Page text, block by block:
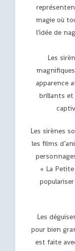
magie où
l’idée de
Les
apparence
brillants et
Les sirènes
les films
« La
Les
pour bien
est faite